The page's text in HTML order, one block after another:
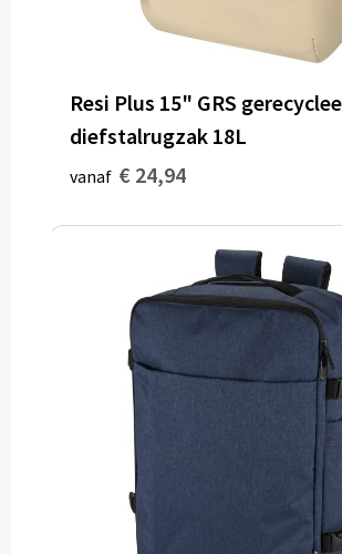
Resi Plus 15" GRS
diefstalrugzak 18L
vanaf € 24,94